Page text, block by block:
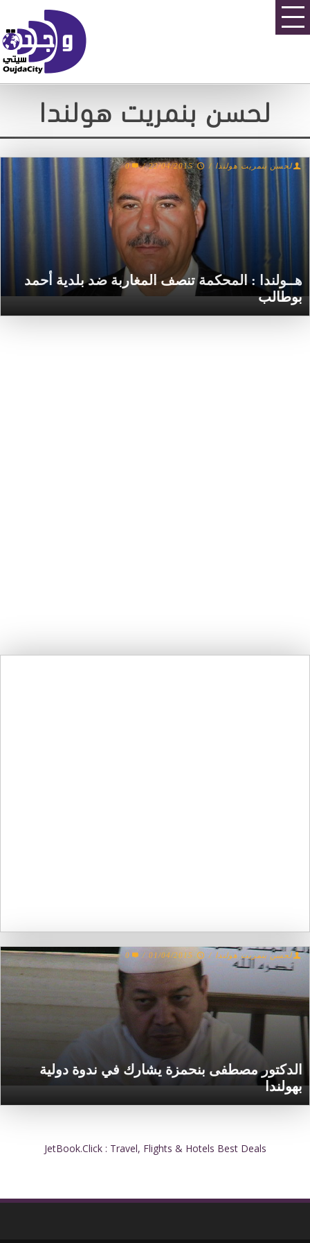
لحسن بنمريت هولندا
هــولندا : المحكمة تنصف المغاربة ضد بلدية أحمد
بوطالب
لحسن بنمريت هولندا /
22/04/2015
/
0
الدكتور مصطفى بنحمزة يشارك في ندوة دولية
بهولندا
لحسن بنمريت هولندا /
01/04/2015
/
0
JetBook.Click : Travel, Flights & Hotels Best Deals